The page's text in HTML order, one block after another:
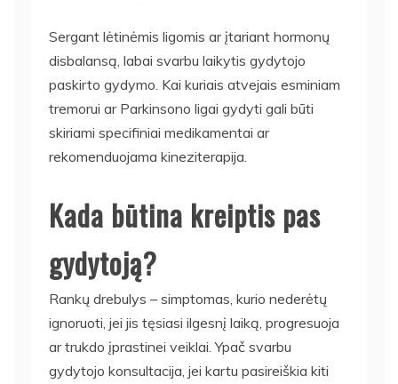
Sergant lėtinėmis ligomis ar įtariant hormonų
disbalansą, labai svarbu laikytis gydytojo
paskirto gydymo. Kai kuriais atvejais esminiam
tremorui ar Parkinsono ligai gydyti gali būti
skiriami specifiniai medikamentai ar
rekomenduojama kineziterapija.
Kada būtina kreiptis pas
gydytoją?
Rankų drebulys – simptomas, kurio nederėtų
ignoruoti, jei jis tęsiasi ilgesnį laiką, progresuoja
ar trukdo įprastinei veiklai. Ypač svarbu
gydytojo konsultacija, jei kartu pasireiškia kiti